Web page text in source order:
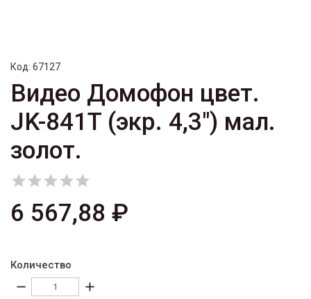
Код: 67127
Видео Домофон цвет.
JK-841T (экр. 4,3") мал.
золот.

6 567,88 ₽
Количество
remove add